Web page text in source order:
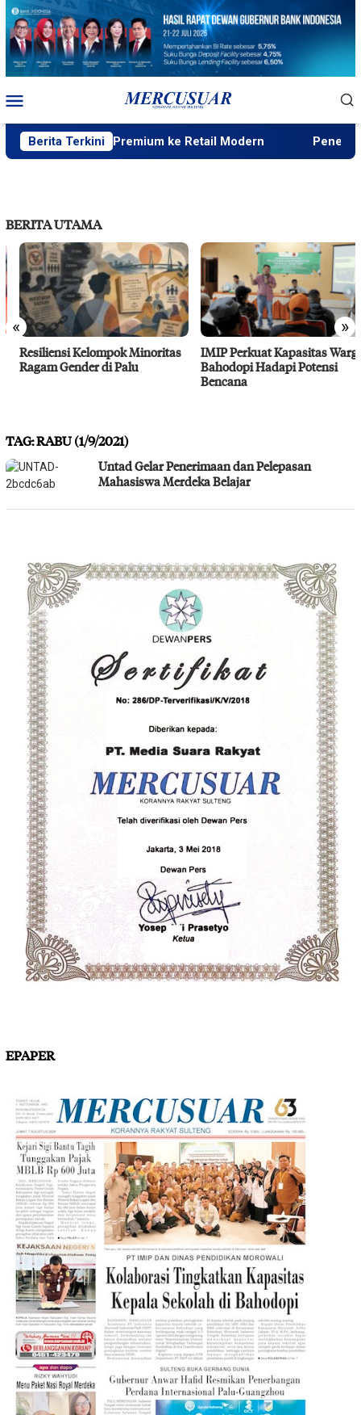
Loncat
konten
Mobile
Berita Terkini
Beras Premium ke Retail Modern Peneliti
BERITA UTAMA
« »
Resiliensi Kelompok Minoritas
Ragam Gender di Palu
IMIP Perkuat Kapasitas Warga
Bahodopi Hadapi Potensi
Bencana
TAG:RABU (1/9/2021)
Untad Gelar Penerimaan dan Pelepasan
Mahasiswa Merdeka Belajar
EPAPER